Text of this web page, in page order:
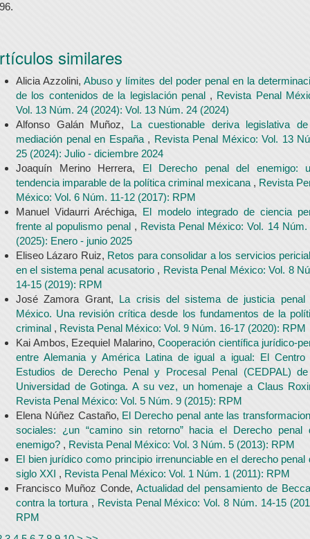
similares
Alicia Azzolini,Abuso y límites del poder penal en la
de los contenidos de la legislación penal , Revista Penal
Vol. 13 Núm. 24 (2024): Vol. 13 Núm. 24 (2024)
Alfonso Galán Muñoz, La cuestionable deriva legislativa
mediación penal en España , Revista Penal México: Vol. 13
25 (2024): Julio - diciembre 2024
Joaquín Merino Herrera, El Derecho penal del enemigo:
tendencia imparable de la política criminal mexicana , Revista
México: Vol. 6 Núm. 11-12 (2017): RPM
Manuel Vidaurri Aréchiga, El modelo integrado de ciencia
frente al populismo penal , Revista Penal México: Vol. 14 Núm.
(2025): Enero - junio 2025
Eliseo Lázaro Ruiz, Retos para consolidar a los servicios
en el sistema penal acusatorio , Revista Penal México: Vol. 8
14-15 (2019): RPM
José Zamora Grant, La crisis del sistema de justicia penal
México. Una revisión crítica desde los fundamentos de la
criminal , Revista Penal México: Vol. 9 Núm. 16-17 (2020): RPM
Kai Ambos, Ezequiel Malarino, Cooperación científica jurídico-
entre Alemania y América Latina de igual a igual: El Centro
Estudios de Derecho Penal y Procesal Penal (CEDPAL)
Universidad de Gotinga. A su vez, un homenaje a Claus
Revista Penal México: Vol. 5 Núm. 9 (2015): RPM
Elena Núñez Castaño, El Derecho penal ante las
sociales: ¿un “camino sin retorno” hacia el Derecho penal
enemigo? , Revista Penal México: Vol. 3 Núm. 5 (2013): RPM
El bien jurídico como principio irrenunciable en el derecho penal
siglo XXI , Revista Penal México: Vol. 1 Núm. 1 (2011): RPM
Francisco Muñoz Conde, Actualidad del pensamiento de
contra la tortura , Revista Penal México: Vol. 8 Núm. 14-15
RPM